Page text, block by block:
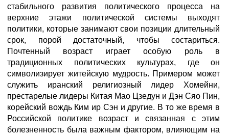
стабильного развития политического процесса на
верхние этажи политической системы выходят
политики, которые занимают свои позиции длительный
срок, порой достаточный, чтобы состариться.
Почтенный возраст играет особую роль в
традиционных политических культурах, где он
символизирует житейскую мудрость. Примером может
служить иранский религиозный лидер Хомейни,
престарелые лидеры Китая Мао Цзедун и Дэн Сяо Пин,
корейский вождь Ким ир Сэн и другие. В то же время в
Российской политике возраст и связанная с этим
болезненность была важным фактором, влияющим на